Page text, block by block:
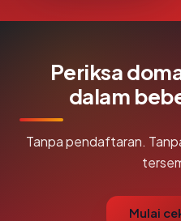
Periksa
dalam
Tanpa pendaftaran.
Mulai